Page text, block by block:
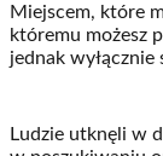
Miejscem, które
któremu możesz
jednak
Ludzie utknęli w